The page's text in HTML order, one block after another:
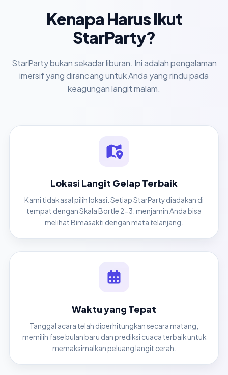
Kenapa Harus Ikut
StarParty?
StarParty bukan sekadar liburan. Ini adalah pengalaman
imersif yang dirancang untuk Anda yang rindu pada
keagungan langit malam.
Lokasi Langit Gelap Terbaik
Kami tidak asal pilih lokasi. Setiap StarParty diadakan di
tempat dengan Skala Bortle 2-3, menjamin Anda bisa
melihat Bimasakti dengan mata telanjang.
Waktu yang Tepat
Tanggal acara telah diperhitungkan secara matang,
memilih fase bulan baru dan prediksi cuaca terbaik untuk
memaksimalkan peluang langit cerah.